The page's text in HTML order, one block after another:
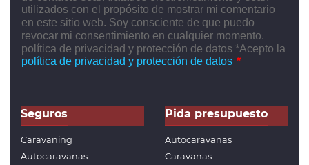
Seguros
Caravaning
Autocaravanas
Pida presupuesto
Autocaravanas
Caravanas